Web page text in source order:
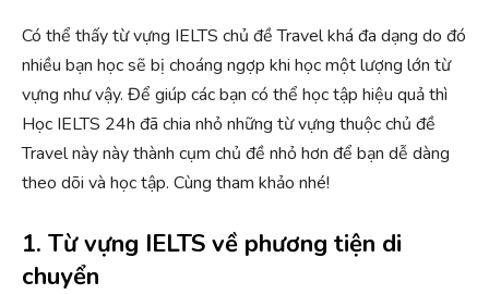
Có thể thấy từ vựng IELTS chủ đề Travel khá đa dạng do đó
nhiều bạn học sẽ bị choáng ngợp khi học một lượng lớn từ
vựng như vậy. Để giúp các bạn có thể học tập hiệu quả thì
Học IELTS 24h đã chia nhỏ những từ vựng thuộc chủ đề
Travel này này thành cụm chủ đề nhỏ hơn để bạn dễ dàng
theo dõi và học tập. Cùng tham khảo nhé!
1. Từ vựng IELTS về phương tiện di
chuyển